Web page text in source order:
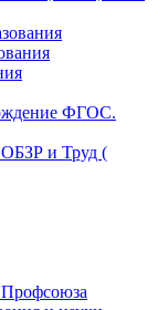
ФГОС.
и Труд (